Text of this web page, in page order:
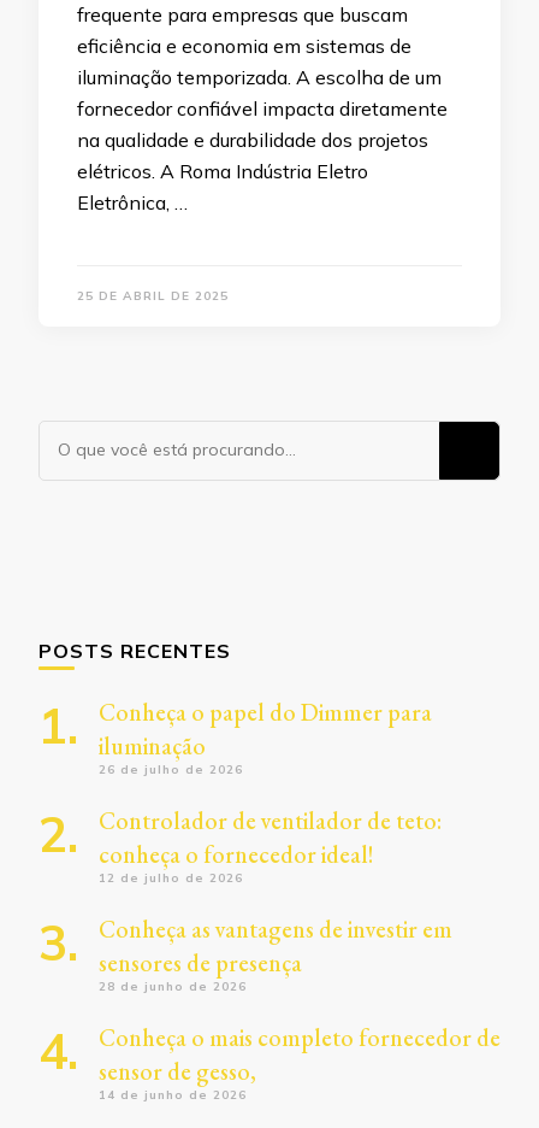
frequente para empresas que buscam
eficiência e economia em sistemas de
iluminação temporizada. A escolha de um
fornecedor confiável impacta diretamente
na qualidade e durabilidade dos projetos
elétricos.​ A Roma Indústria Eletro
Eletrônica, …
25 DE ABRIL DE 2025
Procurando
algo?
POSTS RECENTES
Conheça o papel do Dimmer para
iluminação
26 de julho de 2026
Controlador de ventilador de teto:
conheça o fornecedor ideal!
12 de julho de 2026
Conheça as vantagens de investir em
sensores de presença
28 de junho de 2026
Conheça o mais completo fornecedor de
sensor de gesso,
14 de junho de 2026